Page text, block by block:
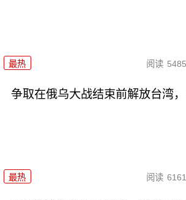
最热 阅读
争取在俄乌大战结束前解放台湾
最热 阅读